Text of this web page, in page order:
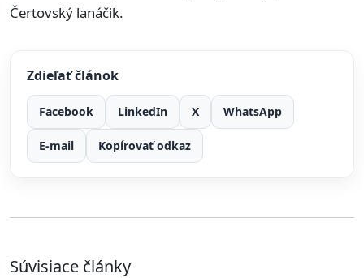
Čertovský lanáčik.
Zdieľať článok
Facebook LinkedIn X WhatsApp
E-mail Kopírovať odkaz
Súvisiace články